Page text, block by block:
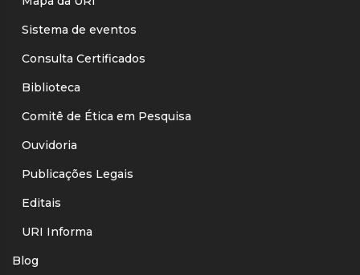
Sistema de eventos
Consulta Certificados
Biblioteca
Comitê de Ética em Pesquisa
Ouvidoria
Publicações Legais
Editais
URI Informa
Blog